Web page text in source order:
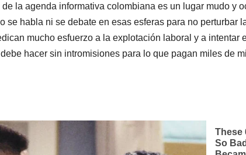
la agenda informativa colombiana es un lugar mudo y
se habla ni se debate en esas esferas para no perturbar
mucho esfuerzo a la explotación laboral y a intentar
hacer sin intromisiones para lo que pagan miles de